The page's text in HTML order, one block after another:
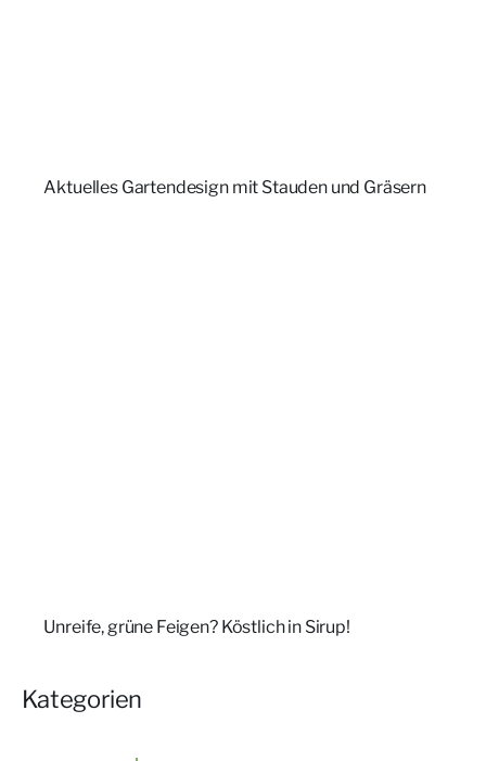
Aktuelles Gartendesign mit Stauden und Gräsern
Unreife, grüne Feigen? Köstlich in Sirup!
Kategorien